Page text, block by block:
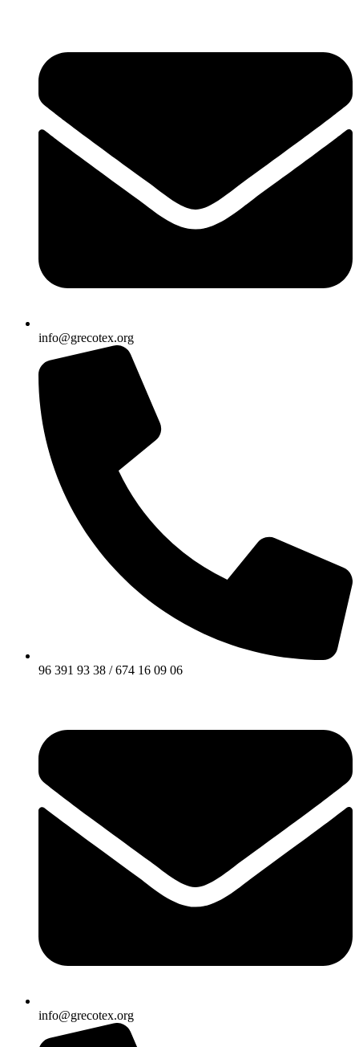
info@grecotex.org
96 391 93 38 / 674 16 09 06
info@grecotex.org